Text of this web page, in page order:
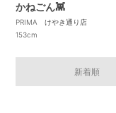
かねごん👾
PRIMA けやき通り店
153cm
新着順